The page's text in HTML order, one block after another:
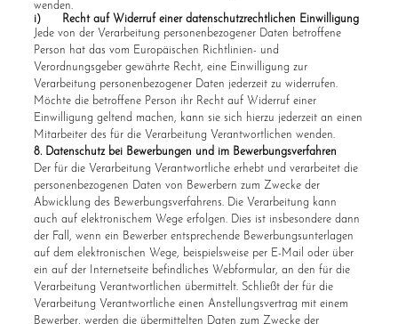
wenden.
i) Recht auf Widerruf einer datenschutzrechtlichen Einwilligung
Jede von der Verarbeitung personenbezogener Daten betroffene
Person hat das vom Europäischen Richtlinien- und
Verordnungsgeber gewährte Recht, eine Einwilligung zur
Verarbeitung personenbezogener Daten jederzeit zu widerrufen.
Möchte die betroffene Person ihr Recht auf Widerruf einer
Einwilligung geltend machen, kann sie sich hierzu jederzeit an einen
Mitarbeiter des für die Verarbeitung Verantwortlichen wenden.
8. Datenschutz bei Bewerbungen und im Bewerbungsverfahren
Der für die Verarbeitung Verantwortliche erhebt und verarbeitet die
personenbezogenen Daten von Bewerbern zum Zwecke der
Abwicklung des Bewerbungsverfahrens. Die Verarbeitung kann
auch auf elektronischem Wege erfolgen. Dies ist insbesondere dann
der Fall, wenn ein Bewerber entsprechende Bewerbungsunterlagen
auf dem elektronischen Wege, beispielsweise per E-Mail oder über
ein auf der Internetseite befindliches Webformular, an den für die
Verarbeitung Verantwortlichen übermittelt. Schließt der für die
Verarbeitung Verantwortliche einen Anstellungsvertrag mit einem
Bewerber, werden die übermittelten Daten zum Zwecke der